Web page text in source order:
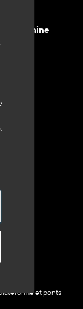
et ponts